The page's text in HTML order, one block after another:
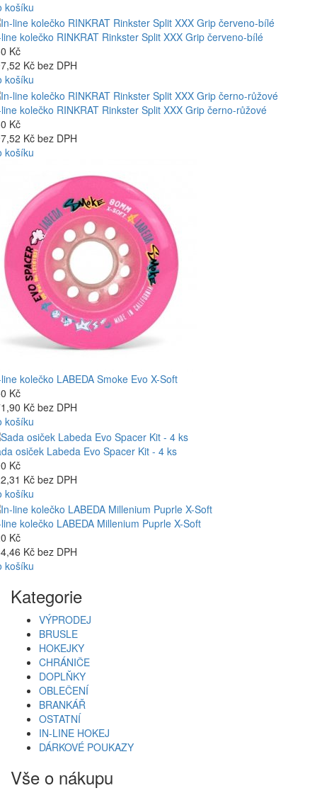
košíku
kolečko RINKRAT Rinkster Split XXX Grip červeno-bílé
Kč
Kč bez DPH
košíku
kolečko RINKRAT Rinkster Split XXX Grip černo-růžové
Kč
Kč bez DPH
košíku
kolečko LABEDA Smoke Evo X-Soft
Kč
Kč bez DPH
košíku
osiček Labeda Evo Spacer Kit - 4 ks
Kč
Kč bez DPH
košíku
kolečko LABEDA Millenium Puprle X-Soft
Kč
Kč bez DPH
košíku
Kategorie
VÝPRODEJ
BRUSLE
HOKEJKY
CHRÁNIČE
DOPLŇKY
OBLEČENÍ
BRANKÁŘ
OSTATNÍ
IN-LINE HOKEJ
DÁRKOVÉ POUKAZY
Vše o nákupu